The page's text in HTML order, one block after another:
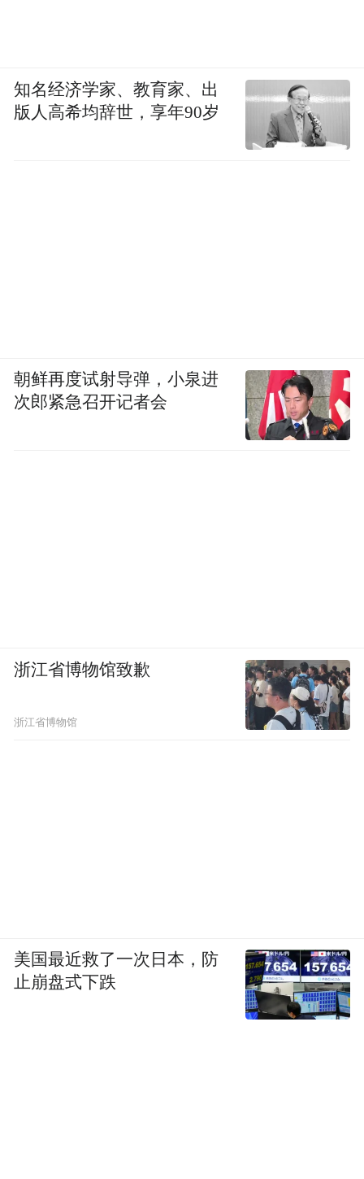
知名经济学家、教育家、出
版人高希均辞世，享年90岁
朝鲜再度试射导弹，小泉进
次郎紧急召开记者会
浙江省博物馆致歉
浙江省博物馆
美国最近救了一次日本，防
止崩盘式下跌